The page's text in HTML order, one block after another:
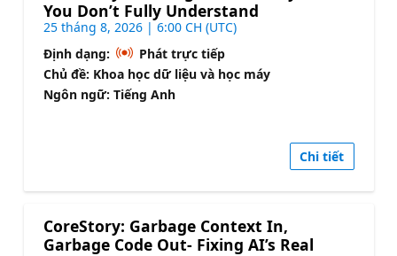
You Don’t Fully Understand
25 tháng 8, 2026 | 6:00 CH (UTC)
Định dạng:
Phát trực tiếp
Chủ đề: Khoa học dữ liệu và học máy
Ngôn ngữ: Tiếng Anh
Chi tiết
CoreStory: Garbage Context In,
Garbage Code Out- Fixing AI’s Real